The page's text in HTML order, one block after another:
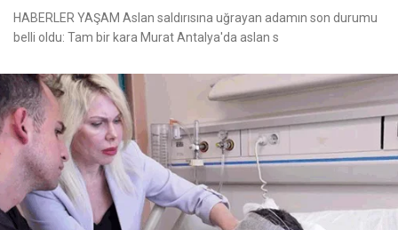
HABERLER YAŞAM Aslan saldırısına uğrayan adamın son durumu
belli oldu: Tam bir kara Murat Antalya'da aslan s